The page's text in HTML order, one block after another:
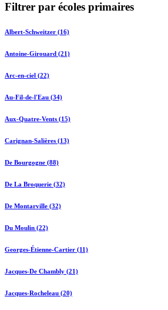
Filtrer par écoles primaires
Albert-Schweitzer (16)
Antoine-Girouard (21)
Arc-en-ciel (22)
Au-Fil-de-l'Eau (34)
Aux-Quatre-Vents (15)
Carignan-Salières (13)
De Bourgogne (88)
De La Broquerie (32)
De Montarville (32)
Du Moulin (22)
Georges-Étienne-Cartier (11)
Jacques-De Chambly (21)
Jacques-Rocheleau (20)